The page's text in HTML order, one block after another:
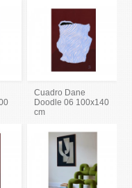
Cuadro Dane
Doodle 06 100x140
cm